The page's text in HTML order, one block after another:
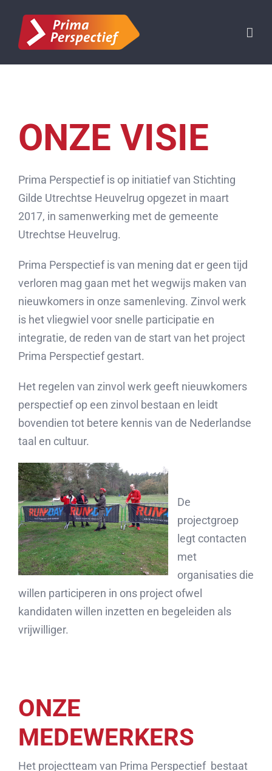
naar
inhoud
ONZE VISIE
Prima Perspectief is op initiatief van Stichting
Gilde Utrechtse Heuvelrug opgezet in maart
2017, in samenwerking met de gemeente
Utrechtse Heuvelrug.
Prima Perspectief is van mening dat er geen tijd
verloren mag gaan met het wegwijs maken van
nieuwkomers in onze samenleving. Zinvol werk
is het vliegwiel voor snelle participatie en
integratie, de reden van de start van het project
Prima Perspectief gestart.
Het regelen van zinvol werk geeft nieuwkomers
perspectief op een zinvol bestaan en leidt
bovendien tot betere kennis van de Nederlandse
taal en cultuur.
De
projectgroep
legt contacten
met
organisaties die
willen participeren in ons project ofwel
kandidaten willen inzetten en begeleiden als
vrijwilliger.
ONZE
MEDEWERKERS
Het projectteam van Prima Perspectief bestaat